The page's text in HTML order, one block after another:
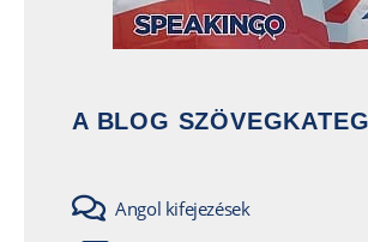
A BLOG
Angol kifejezések